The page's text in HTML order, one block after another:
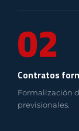
02
Contratos
Formalización
previsionales.